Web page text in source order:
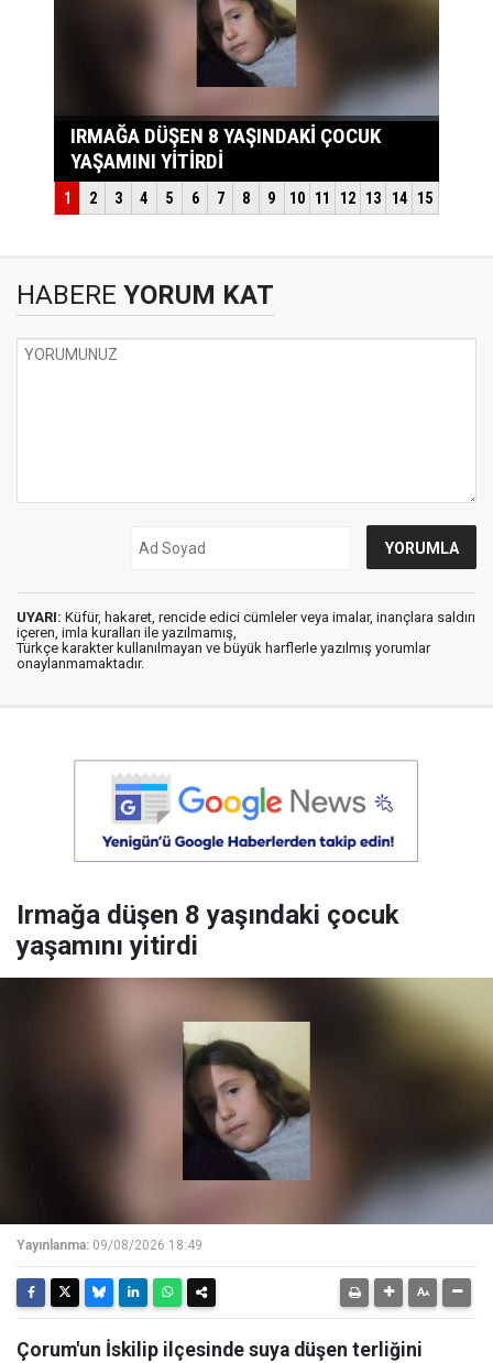
HABERE YORUM KAT
UYARI: Küfür, hakaret, rencide edici cümleler veya imalar, inançlara saldırı
içeren, imla kuralları ile yazılmamış,
Türkçe karakter kullanılmayan ve büyük harflerle yazılmış yorumlar
onaylanmamaktadır.
Irmağa düşen 8 yaşındaki çocuk
yaşamını yitirdi
Yayınlanma: 09/08/2026 18:49
Çorum'un İskilip ilçesinde suya düşen terliğini